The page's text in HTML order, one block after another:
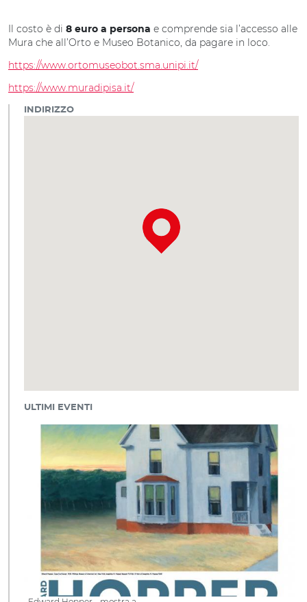
Il costo è di 8 euro a persona e comprende sia l’accesso alle
Mura che all’Orto e Museo Botanico, da pagare in loco.
https://www.ortomuseobot.sma.unipi.it/
https://www.muradipisa.it/
INDIRIZZO
ULTIMI EVENTI